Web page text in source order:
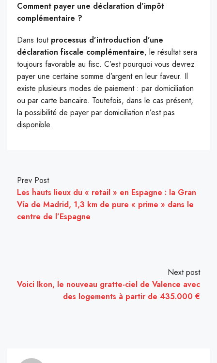
Comment payer une déclaration d’impôt
complémentaire ?
Dans tout processus d’introduction d’une
déclaration fiscale complémentaire, le résultat sera
toujours favorable au fisc. C’est pourquoi vous devrez
payer une certaine somme d’argent en leur faveur. Il
existe plusieurs modes de paiement : par domiciliation
ou par carte bancaire. Toutefois, dans le cas présent,
la possibilité de payer par domiciliation n’est pas
disponible.
Prev Post
Les hauts lieux du « retail » en Espagne : la Gran
Vía de Madrid, 1,3 km de pure « prime » dans le
centre de l’Espagne
Next post
Voici Ikon, le nouveau gratte-ciel de Valence avec
des logements à partir de 435.000 €